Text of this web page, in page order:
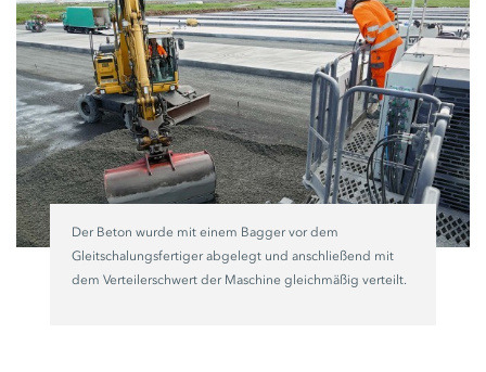
Der Beton wurde mit einem Bagger vor dem
Gleitschalungsfertiger abgelegt und anschließend mit
dem Verteilerschwert der Maschine gleichmäßig verteilt.